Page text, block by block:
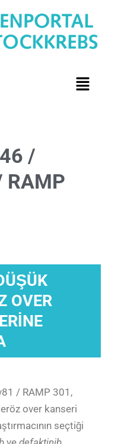
/
RAMP
OVER
/ RAMP 301,
over kanseri
seçtiği